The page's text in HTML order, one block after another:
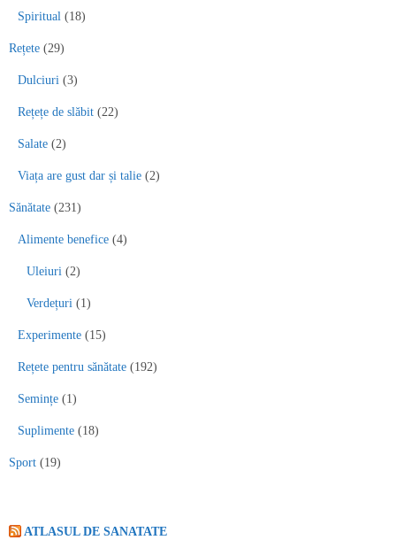
Spiritual (18)
Rețete (29)
Dulciuri (3)
Rețețe de slăbit (22)
Salate (2)
Viața are gust dar și talie (2)
Sănătate (231)
Alimente benefice (4)
Uleiuri (2)
Verdețuri (1)
Experimente (15)
Rețete pentru sănătate (192)
Semințe (1)
Suplimente (18)
Sport (19)
ATLASUL DE SANATATE